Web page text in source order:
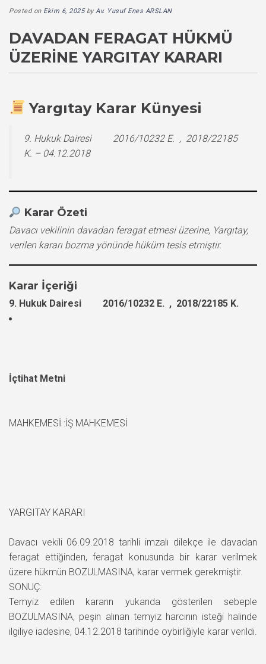
Posted on Ekim 6, 2025byAv. Yusuf Enes ARSLAN
DAVADAN FERAGAT HÜKMÜ
ÜZERINE YARGITAY KARARI
Yargıtay Karar Künyesi
9. Hukuk Dairesi 2016/10232 E. , 2018/22185
K. – 04.12.2018
Karar Özeti
Davacı vekilinin davadan feragat etmesi üzerine, Yargıtay,
verilen kararı bozma yönünde hüküm tesis etmiştir.
Karar İçeriği
9. Hukuk Dairesi 2016/10232 E. , 2018/22185 K.
İçtihat Metni
MAHKEMESİ :İŞ MAHKEMESİ
YARGITAY KARARI
Davacı vekili 06.09.2018 tarihli imzalı dilekçe ile davadan
feragat ettiğinden, feragat konusunda bir karar verilmek
üzere hükmün BOZULMASINA, karar vermek gerekmiştir.
SONUÇ:
Temyiz edilen kararın yukarıda gösterilen sebeple
BOZULMASINA, peşin alınan temyiz harcının isteği halinde
ilgiliye iadesine, 04.12.2018 tarihinde oybirliğiyle karar verildi.